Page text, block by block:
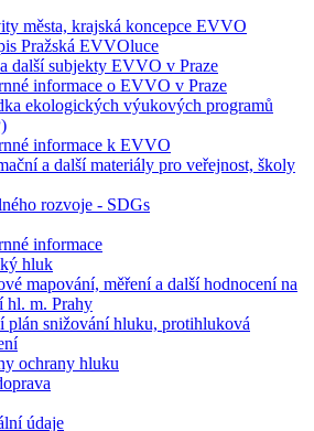
města, krajská koncepce EVVO
Pražská EVVOluce
další subjekty EVVO v Praze
informace o EVVO v Praze
ekologických výukových programů
informace k EVVO
a další materiály pro veřejnost, školy
rozvoje - SDGs
informace
hluk
mapování, měření a další hodnocení na
hl. m. Prahy
plán snižování hluku, protihluková
ochrany hluku
údaje